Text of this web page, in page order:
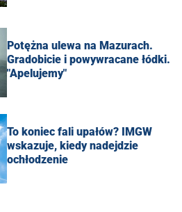
Potężna ulewa na Mazurach.
Gradobicie i powywracane łódki.
"Apelujemy"
To koniec fali upałów? IMGW
wskazuje, kiedy nadejdzie
ochłodzenie